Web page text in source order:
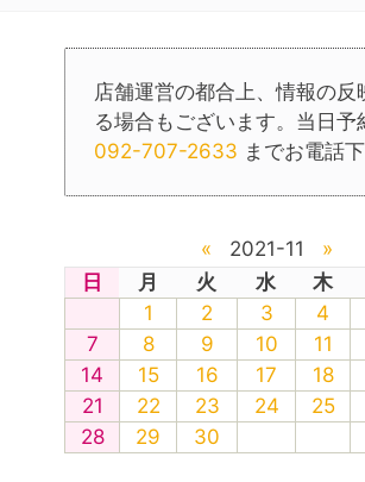
店舗運営の都合上、情報の反
る場合もございます。当日予
092-707-2633 までお電話下
« 2021-11 »
日 月 火 水 木
1
2 3 4
7
8 9 10 11
14
15 16 17 18
21
22 23 24 25
28
29 30